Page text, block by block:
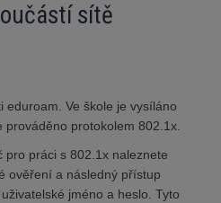
sítě
eduroam. Ve škole je vysíláno
protokolem 802.1x.
pro práci s 802.1x naleznete
ověření a následný přístup
jméno a heslo. Tyto